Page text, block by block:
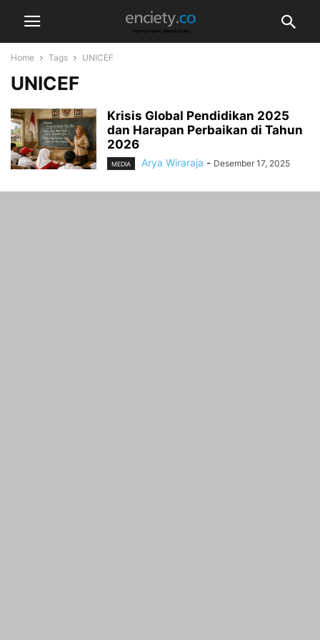
Home Tags UNICEF
UNICEF
Krisis Global Pendidikan 2025
dan Harapan Perbaikan di Tahun
2026
MEDIA Arya Wiraraja - Desember 17, 2025